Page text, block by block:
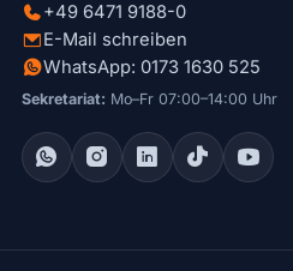
+49 6471 9188-0
E-Mail schreiben
WhatsApp: 0173 1630 525
Sekretariat: Mo–Fr 07:00–14:00 Uhr